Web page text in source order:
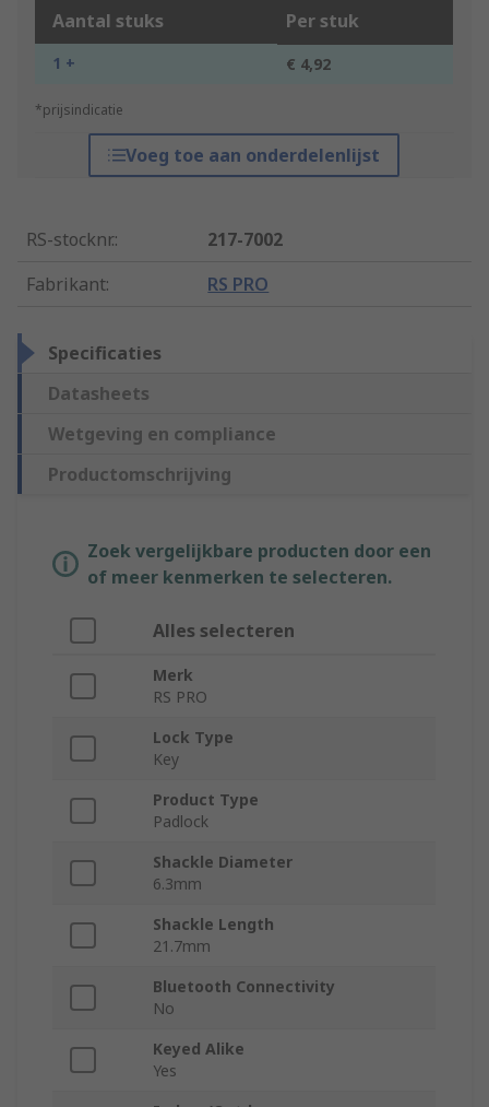
Aantal stuks Per stuk
1 + € 4,92
*prijsindicatie
Voeg toe aan onderdelenlijst
RS-stocknr.:
217-7002
Fabrikant: RS PRO
Specificaties
Datasheets
Wetgeving en compliance
Productomschrijving
Zoek vergelijkbare producten door een
of meer kenmerken te selecteren.
Alles selecteren
Merk
RS PRO
Lock Type
Key
Product Type
Padlock
Shackle Diameter
6.3mm
Shackle Length
21.7mm
Bluetooth Connectivity
No
Keyed Alike
Yes